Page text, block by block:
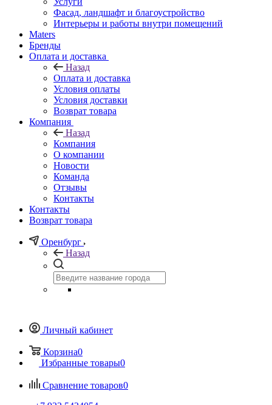
Фасад, ландшафт и благоустройство
Интерьеры и работы внутри помещений
Maters
Бренды
Оплата и доставка
Назад
Оплата и доставка
Условия оплаты
Условия доставки
Возврат товара
Компания
Назад
Компания
О компании
Новости
Команда
Отзывы
Контакты
Контакты
Возврат товара
Оренбург
Назад
Личный кабинет
Корзина0
Избранные товары0
Сравнение товаров0